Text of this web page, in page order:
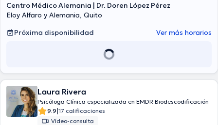
Centro Médico Alemania | Dr. Doren López Pérez
Eloy Alfaro y Alemania, Quito
Próxima disponibilidad
Ver más horarios
Laura Rivera
Psicóloga Clínica especializada en EMDR Biodescodificación
9.9|17 calificaciones
Vídeo-consulta